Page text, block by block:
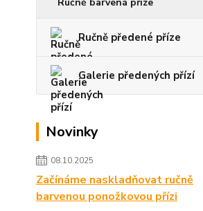
Ručně předené příze
Galerie předených přízí
Novinky
08.10.2025
Začínáme naskladňovat ručně
barvenou ponožkovou přízi